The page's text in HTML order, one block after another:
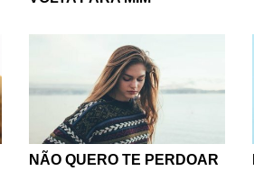
NÃO QUERO TE PERDOAR